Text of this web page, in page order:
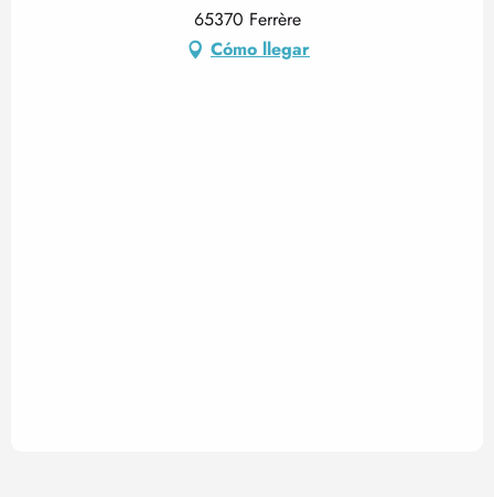
65370 Ferrère
Cómo llegar